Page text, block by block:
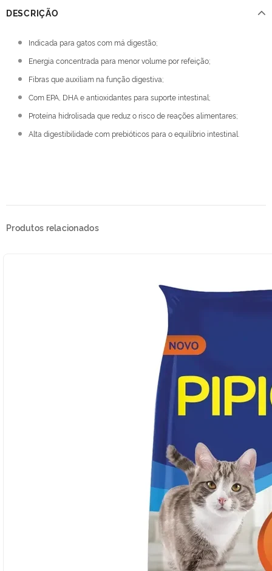
DESCRIÇÃO
Indicada para gatos com má digestão;
Energia concentrada para menor volume por refeição;
Fibras que auxiliam na função digestiva;
Com EPA, DHA e antioxidantes para suporte intestinal;
Proteína hidrolisada que reduz o risco de reações alimentares;
Alta digestibilidade com prebióticos para o equilíbrio intestinal.
Produtos relacionados